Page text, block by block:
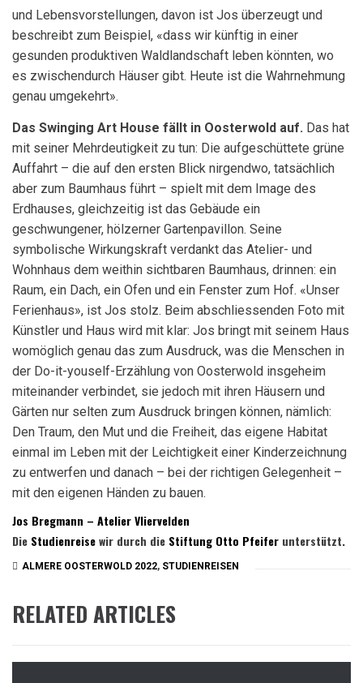
und Lebensvorstellungen, davon ist Jos überzeugt und
beschreibt zum Beispiel, «dass wir künftig in einer
gesunden produktiven Waldlandschaft leben könnten, wo
es zwischendurch Häuser gibt. Heute ist die Wahrnehmung
genau umgekehrt».
Das Swinging Art House fällt in Oosterwold auf. Das hat
mit seiner Mehrdeutigkeit zu tun: Die aufgeschüttete grüne
Auffahrt – die auf den ersten Blick nirgendwo, tatsächlich
aber zum Baumhaus führt – spielt mit dem Image des
Erdhauses, gleichzeitig ist das Gebäude ein
geschwungener, hölzerner Gartenpavillon. Seine
symbolische Wirkungskraft verdankt das Atelier- und
Wohnhaus dem weithin sichtbaren Baumhaus, drinnen: ein
Raum, ein Dach, ein Ofen und ein Fenster zum Hof. «Unser
Ferienhaus», ist Jos stolz. Beim abschliessenden Foto mit
Künstler und Haus wird mit klar: Jos bringt mit seinem Haus
womöglich genau das zum Ausdruck, was die Menschen in
der Do-it-youself-Erzählung von Oosterwold insgeheim
miteinander verbindet, sie jedoch mit ihren Häusern und
Gärten nur selten zum Ausdruck bringen können, nämlich:
Den Traum, den Mut und die Freiheit, das eigene Habitat
einmal im Leben mit der Leichtigkeit einer Kinderzeichnung
zu entwerfen und danach – bei der richtigen Gelegenheit –
mit den eigenen Händen zu bauen.
Jos Bregmann – Atelier Vliervelden
Die Studienreisewir durch die Stiftung Otto Pfeifer unterstützt.
ALMERE OOSTERWOLD 2022, STUDIENREISEN
RELATED ARTICLES